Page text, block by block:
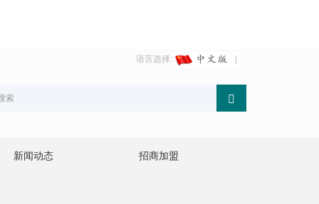
语言选择:
新闻动态 招商加盟